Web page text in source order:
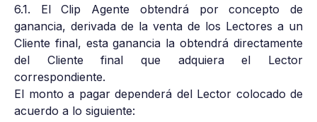
6.1. El Clip Agente obtendrá por concepto de
ganancia, derivada de la venta de los Lectores a un
Cliente final, esta ganancia la obtendrá directamente
del Cliente final que adquiera el Lector
correspondiente.
El monto a pagar dependerá del Lector colocado de
acuerdo a lo siguiente: